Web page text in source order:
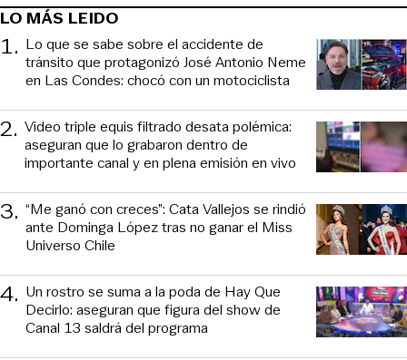
LO MÁS LEIDO
1. Lo que se sabe sobre el accidente de
tránsito que protagonizó José Antonio Neme
en Las Condes: chocó con un motociclista
2. Video triple equis filtrado desata polémica:
aseguran que lo grabaron dentro de
importante canal y en plena emisión en vivo
3. “Me ganó con creces”: Cata Vallejos se rindió
ante Dominga López tras no ganar el Miss
Universo Chile
4. Un rostro se suma a la poda de Hay Que
Decirlo: aseguran que figura del show de
Canal 13 saldrá del programa